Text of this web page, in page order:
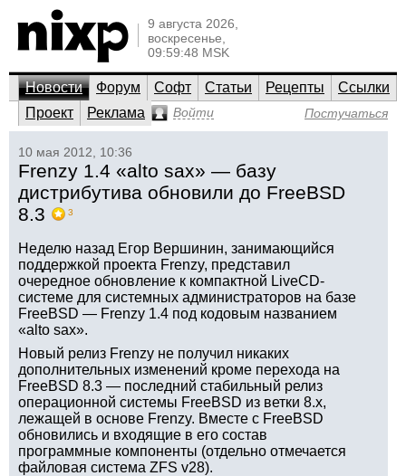
9 августа 2026,
воскресенье,
09:59:48 MSK
Новости Форум Софт Статьи Рецепты
Ссылки
Проект
Реклама Войти Постучаться
10 мая 2012, 10:36
Frenzy 1.4 «alto sax» — базу
дистрибутива обновили до FreeBSD
8.3
3
Неделю назад Егор Вершинин, занимающийся
поддержкой проекта Frenzy, представил
очередное обновление к компактной LiveCD-
системе для системных администраторов на базе
FreeBSD — Frenzy 1.4 под кодовым названием
«alto sax».
Новый релиз Frenzy не получил никаких
дополнительных изменений кроме перехода на
FreeBSD 8.3 — последний стабильный релиз
операционной системы FreeBSD из ветки 8.x,
лежащей в основе Frenzy. Вместе с FreeBSD
обновились и входящие в его состав
программные компоненты (отдельно отмечается
файловая система ZFS v28).